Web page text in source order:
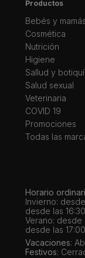
Productos
Bebés y mamás
Cosmética
Nutrición
Higiene
Sallud y
Salud sexual
Veterinaria
COVID 19
Promociones
Todas las
Horario
Invierno:
desde las
Verano: desde
desde las
Vacaciones:
Festivos: